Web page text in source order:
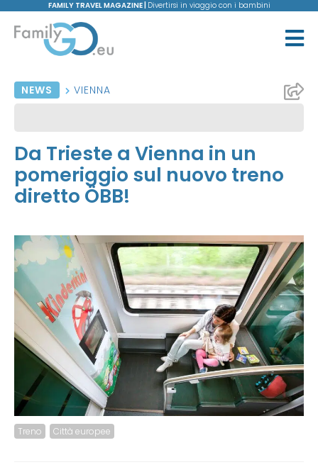
FAMILY TRAVEL MAGAZINE | Divertirsi in viaggio con i bambini
NEWS VIENNA
Da Trieste a Vienna in un
pomeriggio sul nuovo treno
diretto ÖBB!
Treno Città europee